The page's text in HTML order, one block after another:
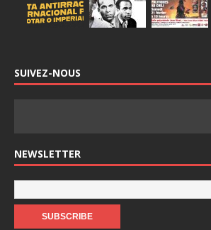
SUIVEZ-NOUS
NEWSLETTER